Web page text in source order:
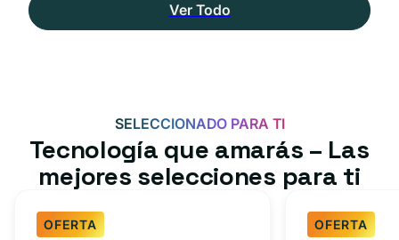
Ver Todo
SELECCIONADO PARA TI
Tecnología que amarás – Las
mejores selecciones para ti
OFERTA OFERTA